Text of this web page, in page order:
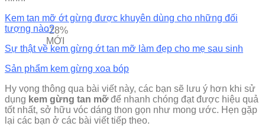
-28%
MỚI
Kem tan mỡ ớt gừng được khuyên dùng cho những đối
tượng nào?
Sự thật về kem gừng ớt tan mỡ làm đẹp cho mẹ sau sinh
Sản phẩm kem gừng xoa bóp
Hy vọng thông qua bài viết này, các bạn sẽ lưu ý hơn khi sử
dụng kem gừng tan mỡđể nhanh chóng đạt được hiệu quả
tốt nhất, sở hữu vóc dáng thon gọn như mong ước. Hẹn gặp
lại các bạn ở các bài viết tiếp theo.